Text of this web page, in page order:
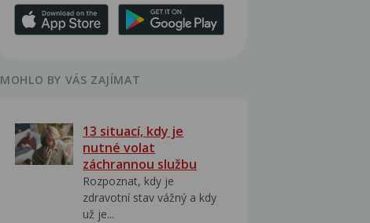
MOHLO BY VÁS ZAJÍMAT
13 situací, kdy je
nutné volat
záchrannou službu
Rozpoznat, kdy je
zdravotní stav vážný a kdy
už je...